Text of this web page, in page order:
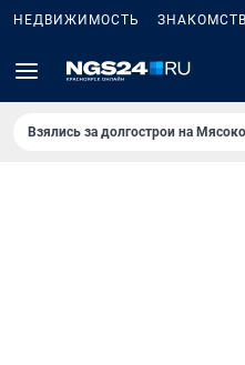
НЕДВИЖИМОСТЬ
Взялись за долгострои на